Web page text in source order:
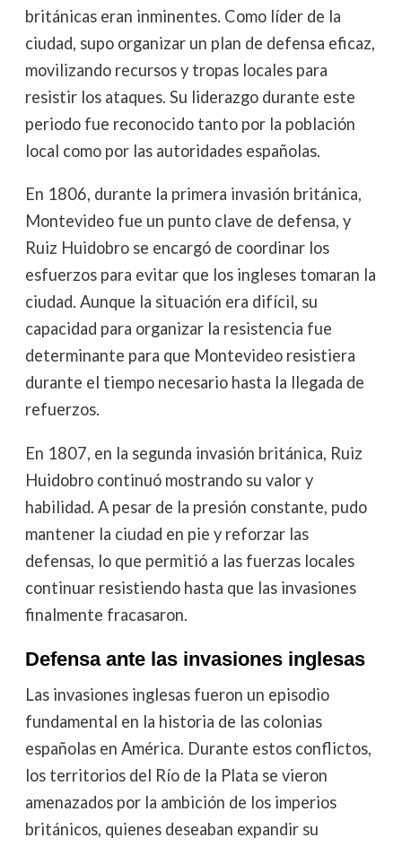
británicas eran inminentes. Como líder de la
ciudad, supo organizar un plan de defensa eficaz,
movilizando recursos y tropas locales para
resistir los ataques. Su liderazgo durante este
periodo fue reconocido tanto por la población
local como por las autoridades españolas.
En 1806, durante la primera invasión británica,
Montevideo fue un punto clave de defensa, y
Ruiz Huidobro se encargó de coordinar los
esfuerzos para evitar que los ingleses tomaran la
ciudad. Aunque la situación era difícil, su
capacidad para organizar la resistencia fue
determinante para que Montevideo resistiera
durante el tiempo necesario hasta la llegada de
refuerzos.
En 1807, en la segunda invasión británica, Ruiz
Huidobro continuó mostrando su valor y
habilidad. A pesar de la presión constante, pudo
mantener la ciudad en pie y reforzar las
defensas, lo que permitió a las fuerzas locales
continuar resistiendo hasta que las invasiones
finalmente fracasaron.
Defensa ante las invasiones inglesas
Las invasiones inglesas fueron un episodio
fundamental en la historia de las colonias
españolas en América. Durante estos conflictos,
los territorios del Río de la Plata se vieron
amenazados por la ambición de los imperios
británicos, quienes deseaban expandir su